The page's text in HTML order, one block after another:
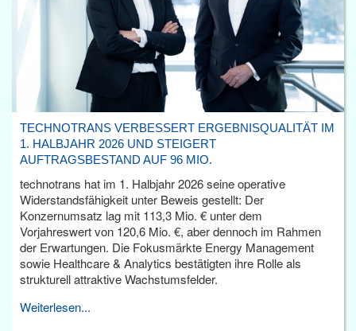
TECHNOTRANS VERBESSERT ERGEBNISQUALITÄT IM
1. HALBJAHR 2026 UND STEIGERT
AUFTRAGSBESTAND AUF 96 MIO.
technotrans hat im 1. Halbjahr 2026 seine operative
Widerstandsfähigkeit unter Beweis gestellt: Der
Konzernumsatz lag mit 113,3 Mio. € unter dem
Vorjahreswert von 120,6 Mio. €, aber dennoch im Rahmen
der Erwartungen. Die Fokusmärkte Energy Management
sowie Healthcare & Analytics bestätigten ihre Rolle als
strukturell attraktive Wachstumsfelder.
Weiterlesen...